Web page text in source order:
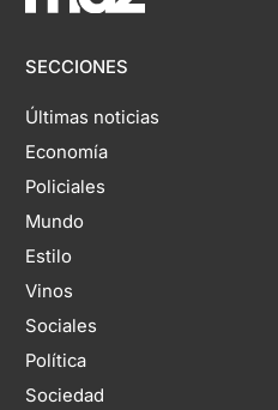
SECCIONES
Últimas noticias
Economía
Policiales
Mundo
Estilo
Vinos
Sociales
Política
Sociedad